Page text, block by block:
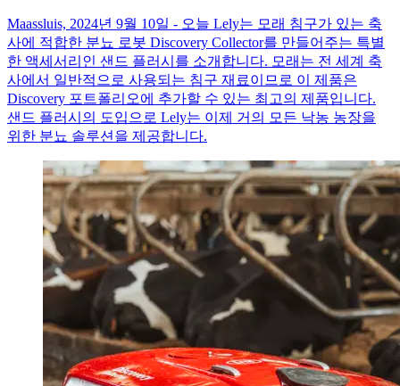
Maassluis, 2024년 9월 10일 - 오늘 Lely는 모래 침구가 있는 축
사에 적합한 분뇨 로봇 Discovery Collector를 만들어주는 특별
한 액세서리인 샌드 플러시를 소개합니다. 모래는 전 세계 축
사에서 일반적으로 사용되는 침구 재료이므로 이 제품은
Discovery 포트폴리오에 추가할 수 있는 최고의 제품입니다.
샌드 플러시의 도입으로 Lely는 이제 거의 모든 낙농 농장을
위한 분뇨 솔루션을 제공합니다.